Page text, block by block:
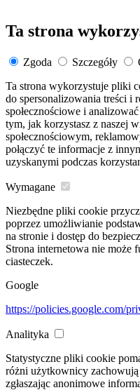
Ta strona
Zgoda Szczegóły
Ta strona wykorzystuje pliki
do spersonalizowania treści i
społecznościowe i
tym, jak korzystasz z naszej
społecznościowym,
połączyć te informacje z
uzyskanymi podczas
Wymagane
Niezbędne pliki cookie
poprzez umożliwianie
na stronie i dostęp do
Strona internetowa nie może
ciasteczek.
Google
https://policies.google.com/
Analityka
Statystyczne pliki cookie
różni użytkownicy zachowują
zgłaszając anonimowe